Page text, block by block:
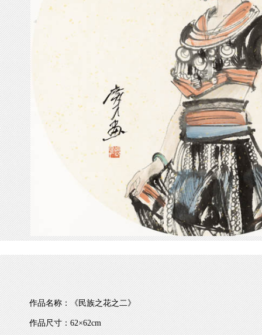
作品名称：《民族之花之二》
作品尺寸：62×62cm